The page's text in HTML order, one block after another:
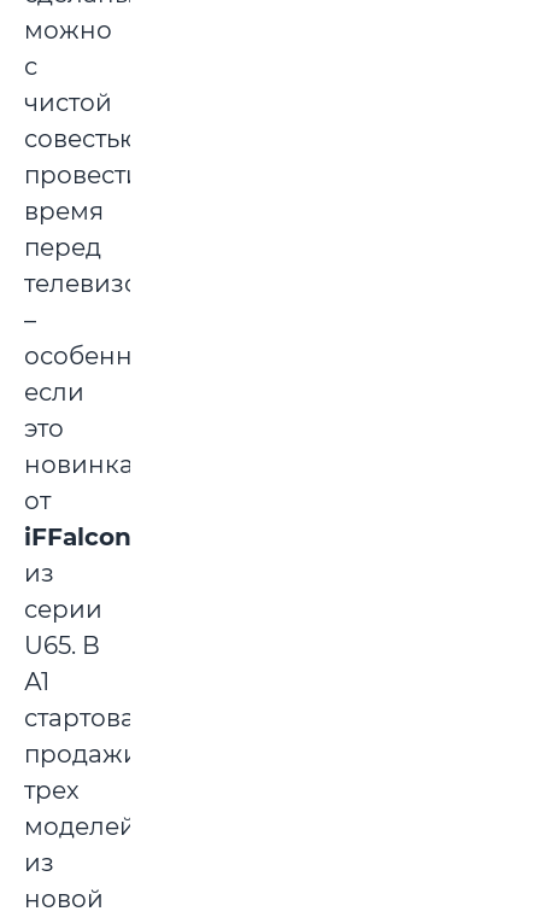
можно
с
чистой
совестью
провести
время
перед
телевизором
–
особенно
если
это
новинка
от
iFFalcon
из
серии
U65. В
А1
стартовали
продажи
трех
моделей
из
новой